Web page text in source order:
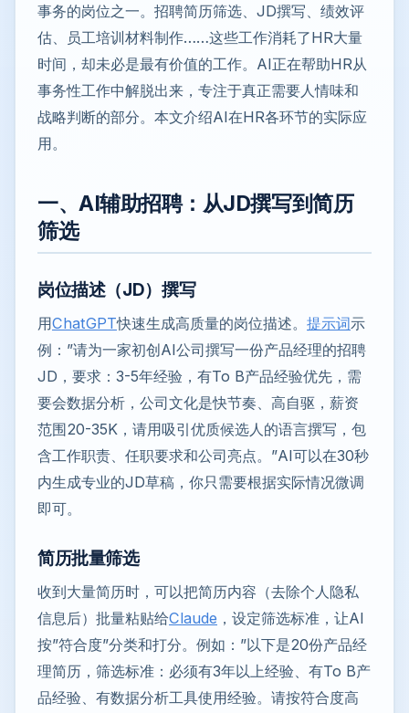
事务的岗位之一。招聘简历筛选、JD撰写、绩效评
估、员工培训材料制作……这些工作消耗了HR大量
时间，却未必是最有价值的工作。AI正在帮助HR从
事务性工作中解脱出来，专注于真正需要人情味和
战略判断的部分。本文介绍AI在HR各环节的实际应
用。
一、AI辅助招聘：从JD撰写到简历
筛选
岗位描述（JD）撰写
用ChatGPT快速生成高质量的岗位描述。 提示词示
例：”请为一家初创AI公司撰写一份产品经理的招聘
JD，要求：3-5年经验，有To B产品经验优先，需
要会数据分析，公司文化是快节奏、高自驱，薪资
范围20-35K，请用吸引优质候选人的语言撰写，包
含工作职责、任职要求和公司亮点。”AI可以在30秒
内生成专业的JD草稿，你只需要根据实际情况微调
即可。
简历批量筛选
收到大量简历时，可以把简历内容（去除个人隐私
信息后）批量粘贴给Claude ，设定筛选标准，让AI
按”符合度”分类和打分。例如：”以下是20份产品经
理简历，筛选标准：必须有3年以上经验、有To B产
品经验、有数据分析工具使用经验。请按符合度高